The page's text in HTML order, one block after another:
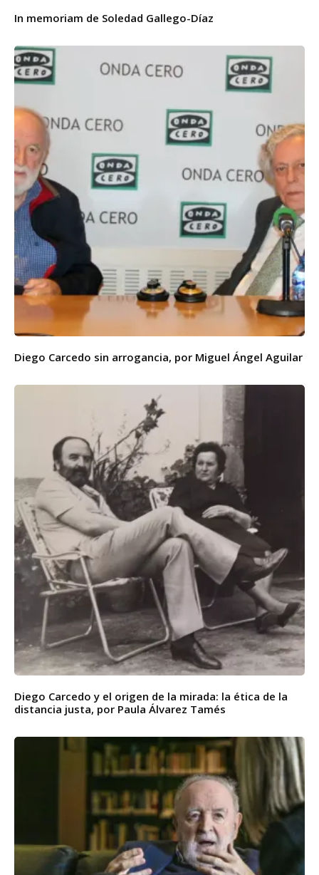
In memoriam de Soledad Gallego-Díaz
Diego Carcedo sin arrogancia, por Miguel Ángel Aguilar
Diego Carcedo y el origen de la mirada: la ética de la
distancia justa, por Paula Álvarez Tamés